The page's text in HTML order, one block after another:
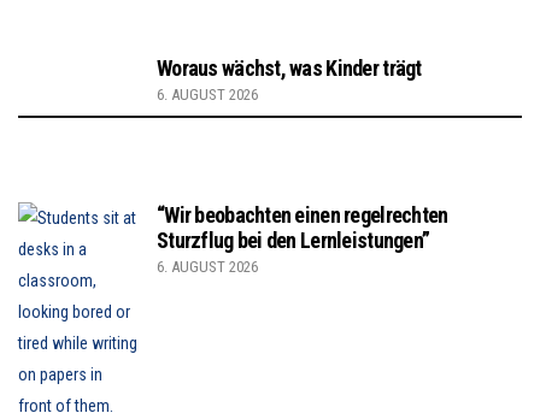
Woraus wächst, was Kinder trägt
6. AUGUST 2026
“Wir beobachten einen regelrechten
Sturzflug bei den Lernleistungen”
6. AUGUST 2026